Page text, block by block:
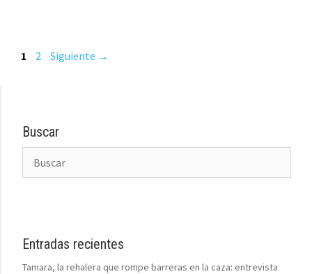
1 2 Siguiente →
Buscar
Entradas recientes
Tamara, la rehalera que rompe barreras en la caza: entrevista